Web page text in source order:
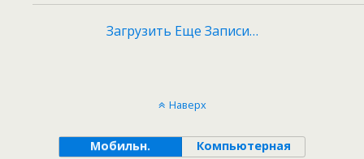
Загрузить Еще Записи…
Наверх
Мобильн. Компьютерная